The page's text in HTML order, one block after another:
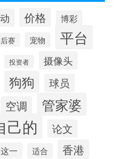
价格 博彩
赛 宠物 平台
投资者 摄像头
狗狗
球员
空调 管家婆
己的
论文
这一 适合 香港